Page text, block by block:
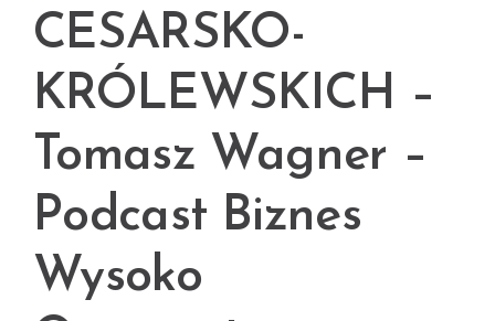
CESARSKO-
KRÓLEWSKICH –
Tomasz Wagner –
Podcast Biznes
Wysoko